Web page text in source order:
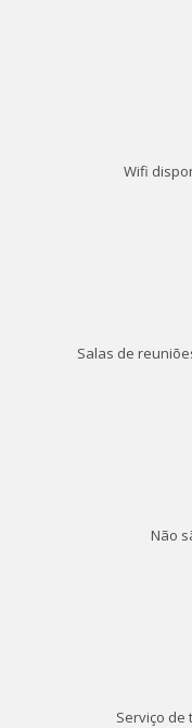
Wifi
Salas de
Não
Serviço de